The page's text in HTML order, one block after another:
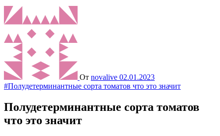
От novalive 02.01.2023
#Полудетерминантные сорта томатов что это значит
Полудетерминантные сорта томатов
что это значит